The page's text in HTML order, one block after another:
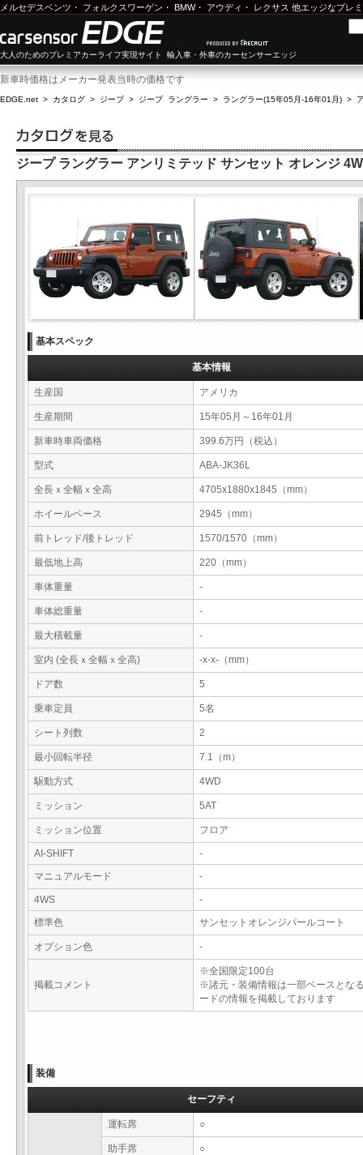
メルセデスベンツ ・ フォルクスワーゲン ・ BMW・ アウディ ・ レクサス 他エッジなプレ
大人のためのプレミアカーライフ実現サイト 輸入車・外車のカーセンサーエッジ
新車時価格はメーカー発表当時の価格です
EDGE.net > カタログ > ジープ> ジープ ラングラー > ラングラー(15年05月-16年01月) >
ジープ ラングラー アンリミテッド サンセット オレンジ
基本スペック
基本情報
生産国 アメリカ
生産期間 15年05月～16年01月
新車時車両価格 399.6万円（税込）
型式 ABA-JK36L
全長ｘ全幅ｘ全高 4705x1880x1845（mm）
ホイールベース 2945（mm）
前トレッド/後トレッド 1570/1570（mm）
最低地上高 220（mm）
車体重量 -
車体総重量 -
最大積載量 -
室内 (全長ｘ全幅ｘ全高) -x-x-（mm）
ドア数 5
乗車定員 5名
シート列数 2
最小回転半径 7.1（m）
駆動方式 4WD
ミッション 5AT
ミッション位置 フロア
AI-SHIFT
-
マニュアルモード
-
4WS
-
標準色
サンセットオレンジパールコート
オプション色 -
掲載コメント
※全国限定100台
※諸元・装備情報は一部ベースとな
ードの情報を掲載しております
装備
セーフティ
運転席 ○
助手席 ○